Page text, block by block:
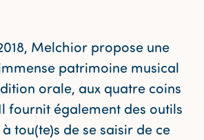
Melchior propose une
patrimoine musical
orale, aux quatre coins
fournit également des outils
tou(te)s de se saisir de ce